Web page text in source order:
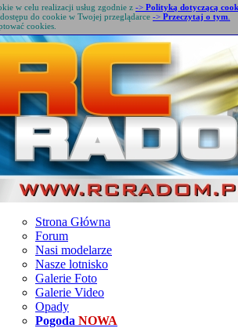
Strona Główna
Forum
Nasi modelarze
Nasze lotnisko
Galerie Foto
Galerie Video
Opady
Pogoda NOWA
w celu realizacji usług zgodnie z -> Polityką dotyczącą
do cookie w Twojej przeglądarce -> Przeczytaj o tym
cookies.